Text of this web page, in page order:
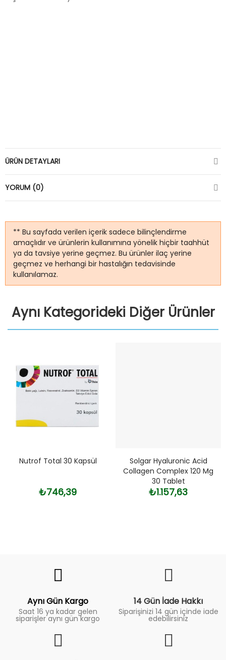
ÜRÜN DETAYLARI
YORUM (0)
** Bu sayfada verilen içerik sadece bilinçlendirme
amaçlıdır ve ürünlerin kullanımına yönelik hiçbir taahhüt
ya da tavsiye yerine geçmez. Bu ürünler ilaç yerine
geçmez ve herhangi bir hastalığın tedavisinde
kullanılamaz.
Aynı Kategorideki Diğer Ürünler
Nutrof Total 30 Kapsül
₺746,39
Solgar Hyaluronic Acid
Collagen Complex 120 Mg
30 Tablet
₺1.157,63
Aynı Gün Kargo
Saat 16 ya kadar gelen
siparişler aynı gün kargo
14 Gün İade Hakkı
Siparişinizi 14 gün içinde iade
edebilirsiniz